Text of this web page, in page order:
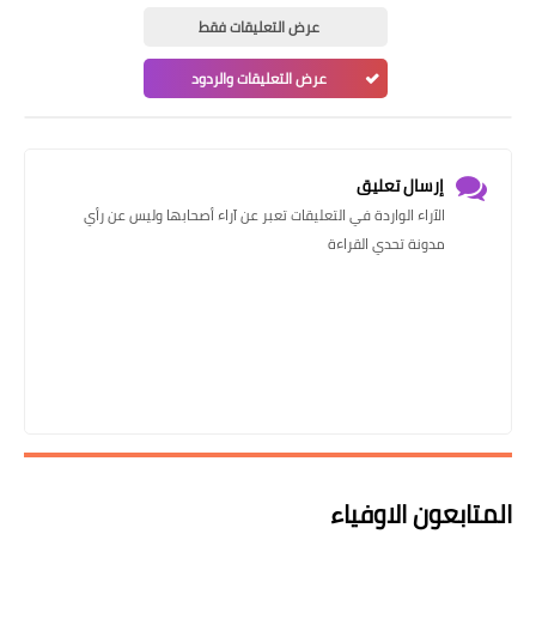
عرض التعليقات فقط
عرض التعليقات والردود
إرسال تعليق
الآراء الواردة في التعليقات تعبر عن آراء أصحابها وليس عن رأي
مدونة تحدي القراءة
المتابعون الاوفياء